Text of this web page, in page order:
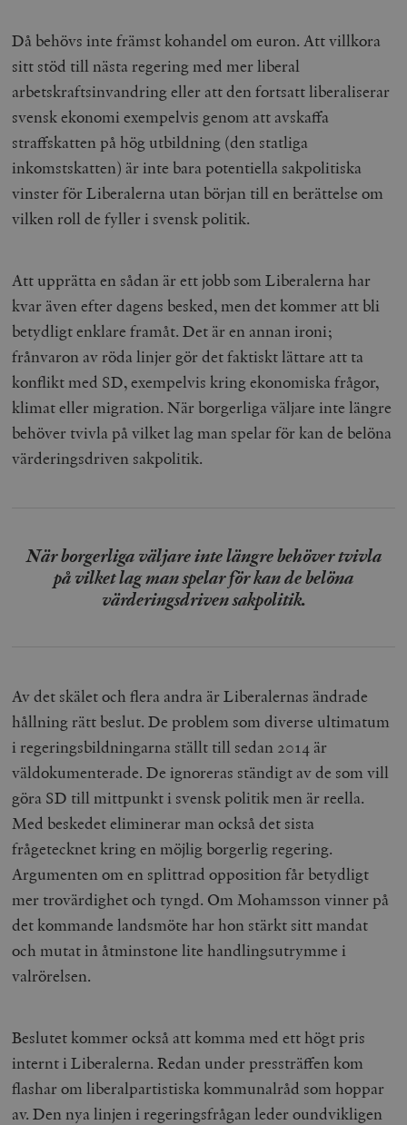
Då behövs inte främst kohandel om euron. Att villkora
sitt stöd till nästa regering med mer liberal
arbetskraftsinvandring eller att den fortsatt liberaliserar
svensk ekonomi exempelvis genom att avskaffa
straffskatten på hög utbildning (den statliga
inkomstskatten) är inte bara potentiella sakpolitiska
vinster för Liberalerna utan början till en berättelse om
vilken roll de fyller i svensk politik.
Att upprätta en sådan är ett jobb som Liberalerna har
kvar även efter dagens besked, men det kommer att bli
betydligt enklare framåt. Det är en annan ironi;
frånvaron av röda linjer gör det faktiskt lättare att ta
konflikt med SD, exempelvis kring ekonomiska frågor,
klimat eller migration. När borgerliga väljare inte längre
behöver tvivla på vilket lag man spelar för kan de belöna
värderingsdriven sakpolitik.
När borgerliga väljare inte längre behöver tvivla
på vilket lag man spelar för kan de belöna
värderingsdriven sakpolitik.
Av det skälet och flera andra är Liberalernas ändrade
hållning rätt beslut. De problem som diverse ultimatum
i regeringsbildningarna ställt till sedan 2014 är
väldokumenterade. De ignoreras ständigt av de som vill
göra SD till mittpunkt i svensk politik men är reella.
Med beskedet eliminerar man också det sista
frågetecknet kring en möjlig borgerlig regering.
Argumenten om en splittrad opposition får betydligt
mer trovärdighet och tyngd. Om Mohamsson vinner på
det kommande landsmöte har hon stärkt sitt mandat
och mutat in åtminstone lite handlingsutrymme i
valrörelsen.
Beslutet kommer också att komma med ett högt pris
internt i Liberalerna. Redan under pressträffen kom
flashar om liberalpartistiska kommunalråd som hoppar
av. Den nya linjen i regeringsfrågan leder oundvikligen